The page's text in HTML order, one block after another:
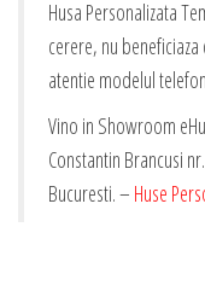
Husa Personalizata
cerere, nu
atentie modelul
Vino in Showroom
Constantin Brancusi
Bucuresti. – Huse